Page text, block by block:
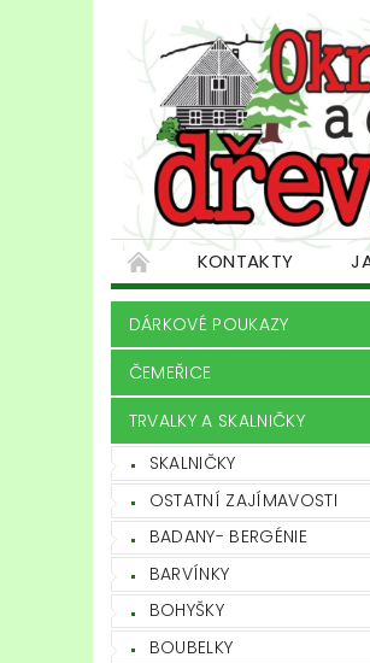
KONTAKTY
DÁRKOVÉ POUKAZY
ČEMEŘICE
TRVALKY A SKALNIČKY
SKALNIČKY
OSTATNÍ ZAJÍMAVOSTI
BADANY- BERGÉNIE
BARVÍNKY
BOHYŠKY
BOUBELKY